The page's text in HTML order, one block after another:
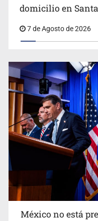
Procesan a el “R1”,
Michoacán
domicilio en
7 de Agosto de 2026
México no está